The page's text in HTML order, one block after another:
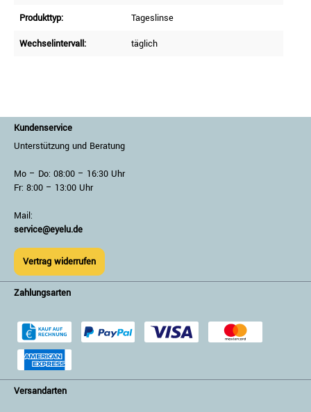
Produkttyp:
Tageslinse
Wechselintervall:
täglich
Kundenservice
Unterstützung und Beratung
Mo – Do: 08:00 – 16:30 Uhr
Fr: 8:00 – 13:00 Uhr
Mail:
service@eyelu.de
Vertrag widerrufen
Zahlungsarten
Versandarten